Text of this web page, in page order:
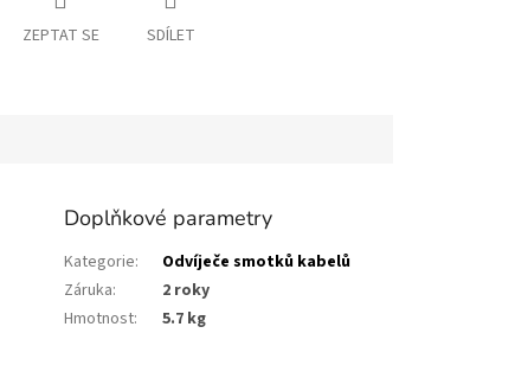
ZEPTAT SE SDÍLET
Doplňkové parametry
Kategorie:
Odvíječe smotků kabelů
Záruka:
2 roky
Hmotnost: 5.7 kg